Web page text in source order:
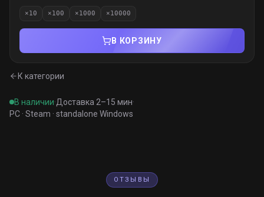
×10 ×100 ×1000 ×10000
В КОРЗИНУ
К категории
В наличии·Доставка 2–15 мин·
PC · Steam · standalone Windows
ОТЗЫВЫ